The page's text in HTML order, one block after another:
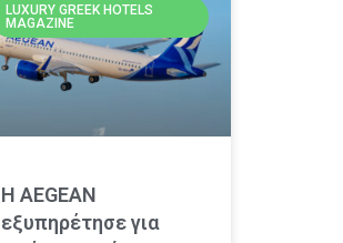
LUXURY GREEK HOTELS
MAGAZINE
Η AEGEAN
εξυπηρέτησε για